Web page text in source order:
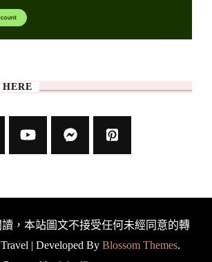
，本站圖文不接受任何未經同意的轉
| Developed By Blossom Themes.